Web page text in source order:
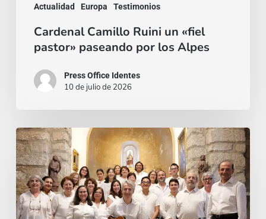
Actualidad Europa Testimonios
Cardenal Camillo Ruini un «fiel
pastor» paseando por los Alpes
Press Office Identes
10 de julio de 2026
La
voz
que
une:
nace